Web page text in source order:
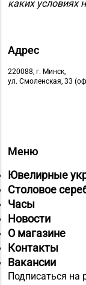
каких условиях
Адрес
220088, г. Минск,
ул. Смоленская, 33
Меню
Ювелирные
Столовое
Часы
Новости
О магазине
Контакты
Вакансии
Подписаться на